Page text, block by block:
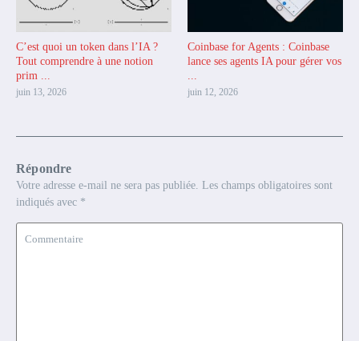
C’est quoi un token dans l’IA ?
Tout comprendre à une notion
prim ...
juin 13, 2026
Coinbase for Agents : Coinbase
lance ses agents IA pour gérer vos
juin 12, 2026
Répondre
Votre adresse e-mail ne sera pas publiée. Les champs obligatoires sont
indiqués avec *